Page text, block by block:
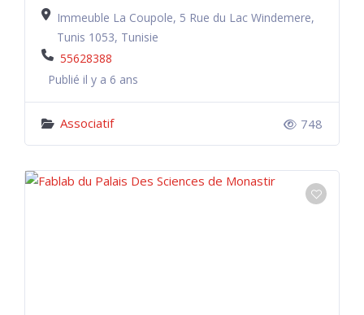
Immeuble La Coupole, 5 Rue du Lac Windemere,
Tunis 1053, Tunisie
55628388
Publié il y a 6 ans
Associatif 748